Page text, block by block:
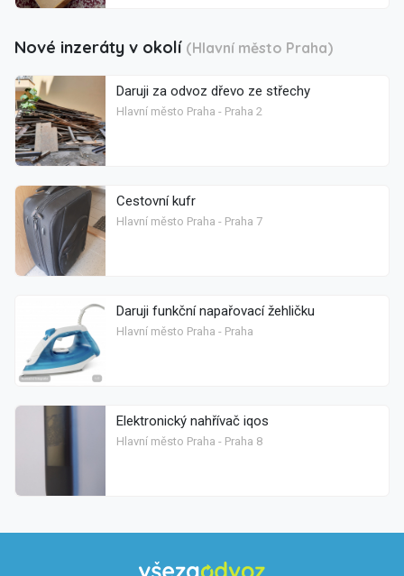
Nové inzeráty v okolí (Hlavní město Praha)
Daruji za odvoz dřevo ze střechy
Hlavní město Praha - Praha 2
Cestovní kufr
Hlavní město Praha - Praha 7
Daruji funkční napařovací žehličku
Hlavní město Praha - Praha
Elektronický nahřívač iqos
Hlavní město Praha - Praha 8